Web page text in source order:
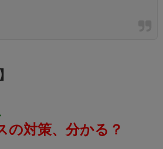
の対策、分かる？